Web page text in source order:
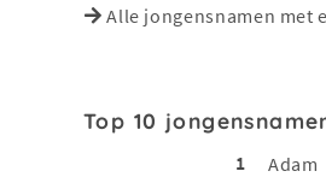
Alle jongensnamen met
Top 10
1
Adam